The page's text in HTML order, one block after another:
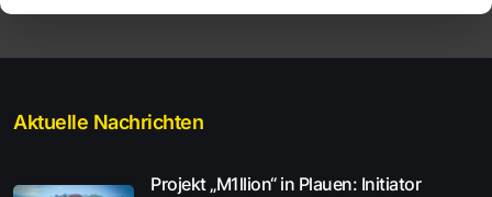
Aktuelle Nachrichten
Projekt „M1llion“ in Plauen: Initiator